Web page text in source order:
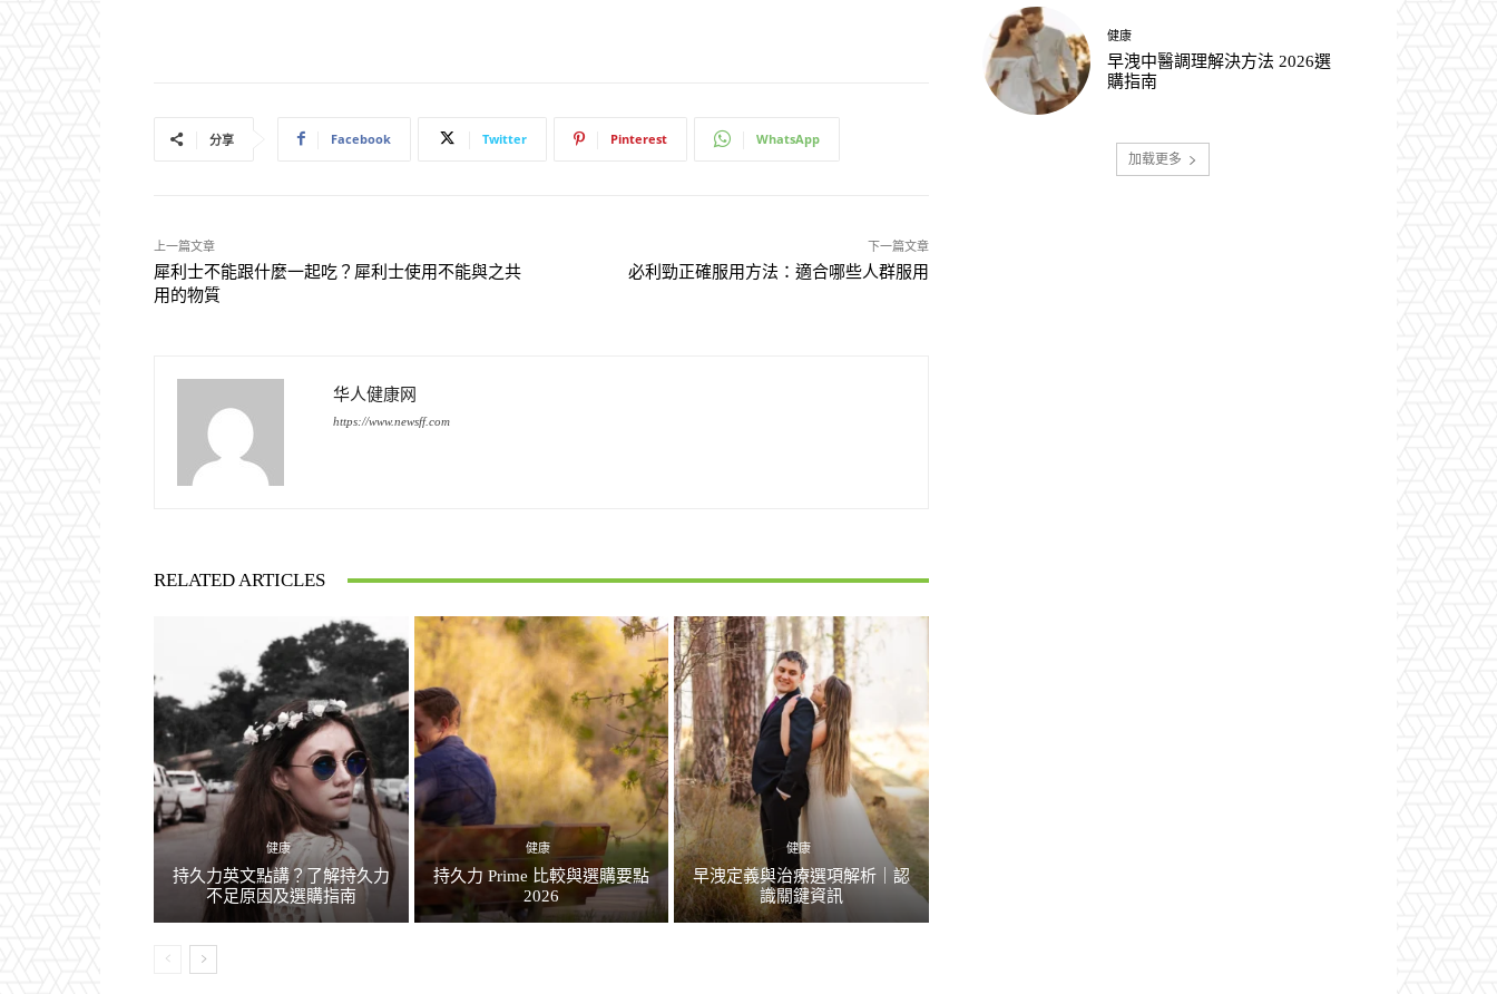
分享 Facebook Twitter Pinterest WhatsApp
上一篇文章
犀利士不能跟什麼一起吃？犀利士使用不能與之共
用的物質
下一篇文章
必利勁正確服用方法：適合哪些人群服用
华人健康网
https://www.newsff.com
RELATED ARTICLES
健康
持久力英文點講？了解持久力
不足原因及選購指南
健康
持久力 Prime 比較與選購要點
2026
健康
早洩定義與治療選項解析｜認
識關鍵資訊
健康
早洩中醫調理解決方法 2026選
購指南
加载更多